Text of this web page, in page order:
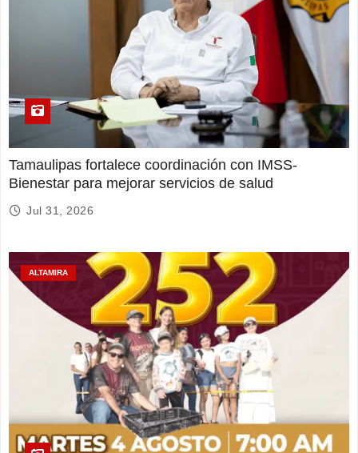
Tamaulipas fortalece coordinación con IMSS-
Bienestar para mejorar servicios de salud
Jul 31, 2026
ALTAMIRA